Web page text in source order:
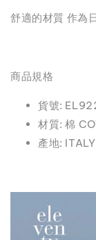
舒適的材質 作為
商品規格
貨號:
材質: 棉
產地: ITALY